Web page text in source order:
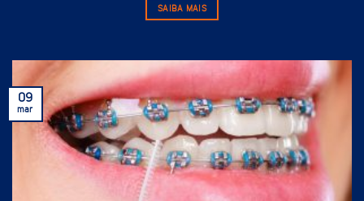
SAIBA MAIS
09
mar